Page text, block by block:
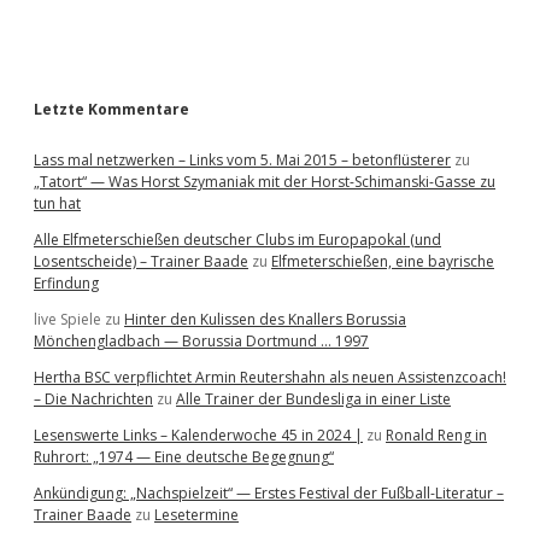
Letzte Kommentare
Lass mal netzwerken – Links vom 5. Mai 2015 – betonflüsterer zu
„Tatort“ — Was Horst Szymaniak mit der Horst-Schimanski-Gasse zu
tun hat
Alle Elfmeterschießen deutscher Clubs im Europapokal (und
Losentscheide) – Trainer Baade zu Elfmeterschießen, eine bayrische
Erfindung
live Spiele zu Hinter den Kulissen des Knallers Borussia
Mönchengladbach — Borussia Dortmund … 1997
Hertha BSC verpflichtet Armin Reutershahn als neuen Assistenzcoach!
– Die Nachrichten zu Alle Trainer der Bundesliga in einer Liste
Lesenswerte Links – Kalenderwoche 45 in 2024 | zu Ronald Reng in
Ruhrort: „1974 — Eine deutsche Begegnung“
Ankündigung: „Nachspielzeit“ — Erstes Festival der Fußball-Literatur –
Trainer Baade zu Lesetermine